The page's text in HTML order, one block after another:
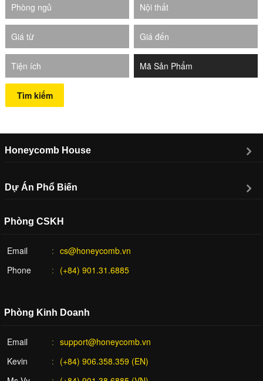
Phòng ngủ Nội thất
Giá từ Giá đến
Tiện ích
Tìm kiếm
Honeycomb House
Dự Án Phổ Biến
Phòng CSKH
Email
cs@honeycomb.vn
Phone
(+84) 901.31.6885
Phòng Kinh Doanh
Email
support@honeycomb.vn
Kevin
(+84) 906.358.359 (EN)